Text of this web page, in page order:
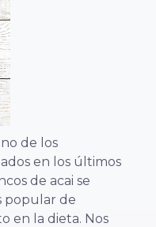
de los
en los últimos
de acai se
popular de
en la dieta. Nos